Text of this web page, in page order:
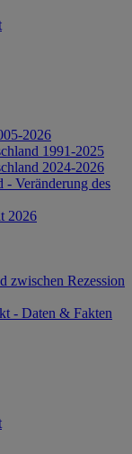
2026
1991-2025
2024-2026
- Veränderung des
2026
zwischen Rezession
- Daten & Fakten